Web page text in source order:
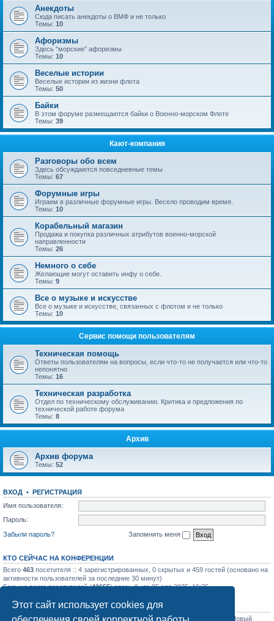
Этот сайт использует cookies для
Анекдоты
Сюда писать анекдоты о ВМФ и не только
Темы: 10
Афоризмы
Здесь "морские" афоризмы
Темы: 10
Веселые истории
Веселые истории из жизни флота
Темы: 50
Байки
В этом форуме размещаются байки о Военно-морском Флоте
Темы: 39
Кают-компания
Разговоры обо всем
Здесь обсуждаются повседневные темы
Темы: 67
Форумные игры
Играем в различные форумные игры. Весело проводим время.
Темы: 10
Корабельный магазин
Продажа и покупка различных атрибутов военно-морской
направленности
Темы: 26
Немного о себе
Желающие могут оставить инфу о себе.
Темы: 9
Все о музыке и искусстве
Все о музыке и искусстве, связанных с флотом и не только
Темы: 10
Сервис помощи пользователям
Техническая помощь
Ответы пользователям на вопросы, если что-то не получается или что-то
непонятно
Темы: 16
Техническая разработка
Отдел по техническому обслуживанию. Критика и предложения по
технической работе форума
Темы: 8
Архив
Архив форума
Темы: 52
ВХОД • РЕГИСТРАЦИЯ
Имя пользователя:
Пароль:
Забыли пароль?
Запомнить меня
КТО СЕЙЧАС НА КОНФЕРЕНЦИИ
Всего 463 посетителя :: 4 зарегистрированных, 0 скрытых и 459 гостей (основано на
активности пользователей за последние 30 минут)
Больше всего посетителей (40655) здесь было 05 апр 2025, 19:25
СТАТИСТИКА
Всего сообщений:31758• Всего тем:1129• Всего пользователей: • Новый